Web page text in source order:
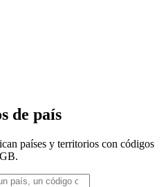
de país
países y territorios con códigos